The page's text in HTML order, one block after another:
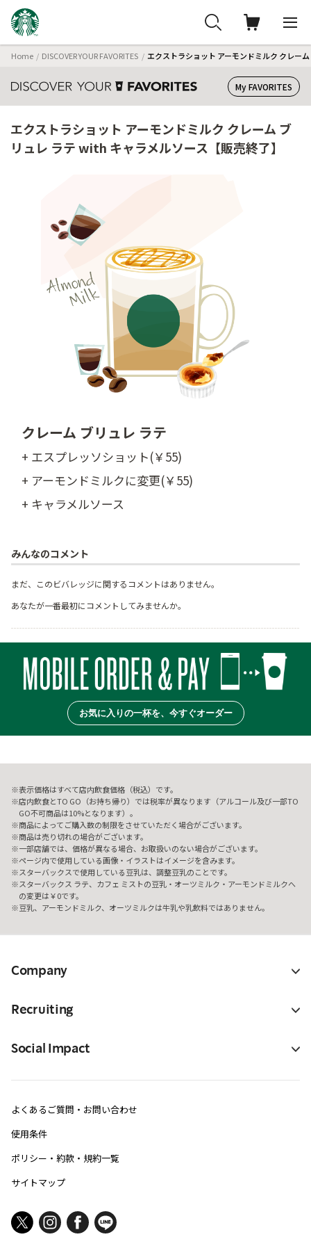
Home DISCOVER YOUR FAVORITES エクストラショット アーモンドミルク クレー
My FAVORITES
エクストラショット アーモンドミルク クレーム ブ
リュレ ラテ with キャラメルソース【販売終了】
クレーム ブリュレ ラテ
+ エスプレッソショット(￥55)
+ アーモンドミルクに変更(￥55)
+ キャラメルソース
みんなのコメント
まだ、このビバレッジに関するコメントはありません。
あなたが一番最初にコメントしてみませんか。
お気に入りの一杯を、今すぐオーダー
表示価格はすべて店内飲食価格（税込）です。
店内飲食とTO GO（お持ち帰り）では税率が異なります（アルコール及び一部TO
GO不可商品は10%となります）。
商品によってご購入数の制限をさせていただく場合がございます。
商品は売り切れの場合がございます。
一部店舗では、価格が異なる場合、お取扱いのない場合がございます。
ページ内で使用している画像・イラストはイメージを含みます。
スターバックスで使用している豆乳は、調整豆乳のことです。
スターバックス ラテ、カフェ ミストの豆乳・オーツミルク・アーモンドミルクへ
の変更は￥0です。
豆乳、アーモンドミルク、オーツミルクは牛乳や乳飲料ではありません。
Company
Recruiting
Social Impact
よくあるご質問・お問い合わせ
使用条件
ポリシー・約款・規約一覧
サイトマップ